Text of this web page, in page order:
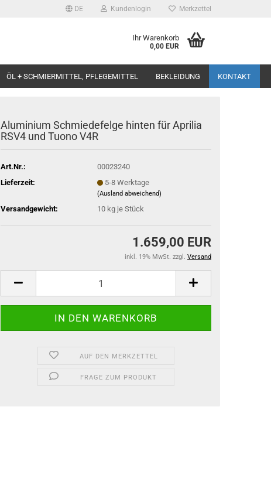
DE Kundenlogin Merkzettel
Ihr Warenkorb
0,00 EUR
ÖL + SCHMIERMITTEL, PFLEGEMITTEL BEKLEIDUNG KONTAKT
Aluminium Schmiedefelge hinten für Aprilia
RSV4 und Tuono V4R
Art.Nr.:
00023240
Lieferzeit:
5-8 Werktage
(Ausland abweichend)
Versandgewicht: 10 kg je Stück
1.659,00 EUR
inkl. 19% MwSt. zzgl. Versand
AUF DEN MERKZETTEL
FRAGE ZUM PRODUKT